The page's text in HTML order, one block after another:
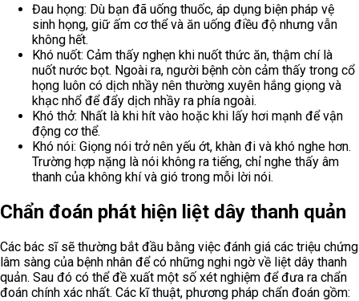
Đau họng: Dù bạn đã uống thuốc, áp dụng biện pháp vệ
sinh họng, giữ ấm cơ thể và ăn uống điều độ nhưng vẫn
không hết.
Khó nuốt: Cảm thấy nghẹn khi nuốt thức ăn, thậm chí là
nuốt nước bọt. Ngoài ra, người bệnh còn cảm thấy trong cổ
họng luôn có dịch nhầy nên thường xuyên hắng giọng và
khạc nhổ để đẩy dịch nhầy ra phía ngoài.
Khó thở: Nhất là khi hít vào hoặc khi lấy hơi mạnh để vận
động cơ thể.
Khó nói: Giọng nói trở nên yếu ớt, khàn đi và khó nghe hơn.
Trường hợp nặng là nói không ra tiếng, chỉ nghe thấy âm
thanh của không khí và gió trong mỗi lời nói.
Chẩn đoán phát hiện liệt dây thanh quản
Các bác sĩ sẽ thường bắt đầu bằng việc đánh giá các triệu chứng
lâm sàng của bệnh nhân để có những nghi ngờ về liệt dây thanh
quản. Sau đó có thể đề xuất một số xét nghiệm để đưa ra chẩn
đoán chính xác nhất. Các kĩ thuật, phương pháp chẩn đoán gồm: